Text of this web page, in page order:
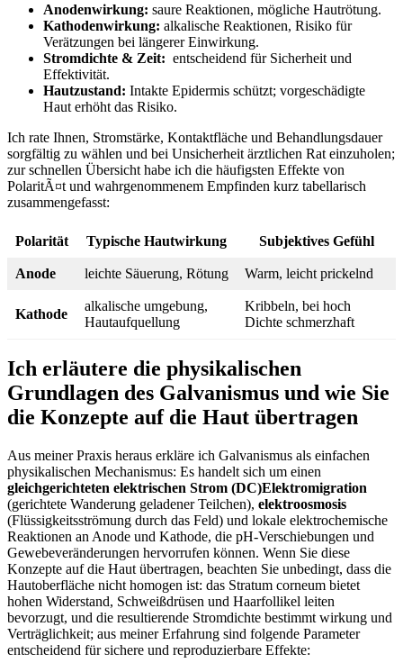
Anodenwirkung: saure Reaktionen, mögliche Hautrötung.
Kathodenwirkung: alkalische Reaktionen, Risiko für
Verätzungen bei längerer Einwirkung.
Stromdichte & Zeit: ⁤ entscheidend für Sicherheit und
Effektivität.
Hautzustand: Intakte Epidermis schützt; vorgeschädigte
Haut erhöht das Risiko.
Ich rate Ihnen, Stromstärke, Kontaktfläche und ⁣Behandlungsdauer
sorgfältig zu wählen und bei⁤ Unsicherheit ärztlichen Rat einzuholen;
zur schnellen⁣ Übersicht habe ich die häufigsten Effekte von
PolaritÃ¤t und wahrgenommenem Empfinden kurz tabellarisch
zusammengefasst:
Polarität Typische Hautwirkung Subjektives Gefühl
Anode leichte Säuerung, Rötung Warm, leicht⁤ prickelnd
Kathode
alkalische umgebung,
Hautaufquellung
Kribbeln, bei hoch
Dichte schmerzhaft
Ich erläutere die physikalischen
Grundlagen des Galvanismus ​und wie Sie
die ‍Konzepte auf die Haut übertragen
Aus meiner Praxis heraus erkläre ich Galvanismus⁣ als einfachen
physikalischen Mechanismus: Es handelt sich um einen
gleichgerichteten elektrischen ‍Strom (DC)Elektromigration
(gerichtete Wanderung geladener ⁤Teilchen),‌ elektroosmosis
(Flüssigkeitsströmung durch das Feld) und lokale elektrochemische
Reaktionen an Anode und⁣ Kathode, die pH‑Verschiebungen und
Gewebeveränderungen hervorrufen können. Wenn Sie diese
Konzepte auf die Haut übertragen, beachten Sie unbedingt, dass die
Hautoberfläche nicht homogen ist: das Stratum corneum bietet
hohen Widerstand, Schweißdrüsen und Haarfollikel leiten
bevorzugt, und die resultierende Stromdichte bestimmt wirkung und
Verträglichkeit; aus ⁢meiner Erfahrung ‌sind‍ folgende Parameter
entscheidend für sichere und reproduzierbare Effekte: